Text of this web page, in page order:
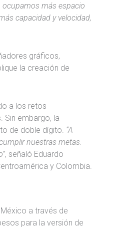
ocupamos más espacio
capacidad y velocidad,
gráficos,
la creación de
a los retos
embargo, la
de doble dígito. “A
nuestras metas.
, señaló Eduardo
y Colombia.
a través de
para la versión de